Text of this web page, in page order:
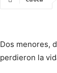
Dos menores,
perdieron la